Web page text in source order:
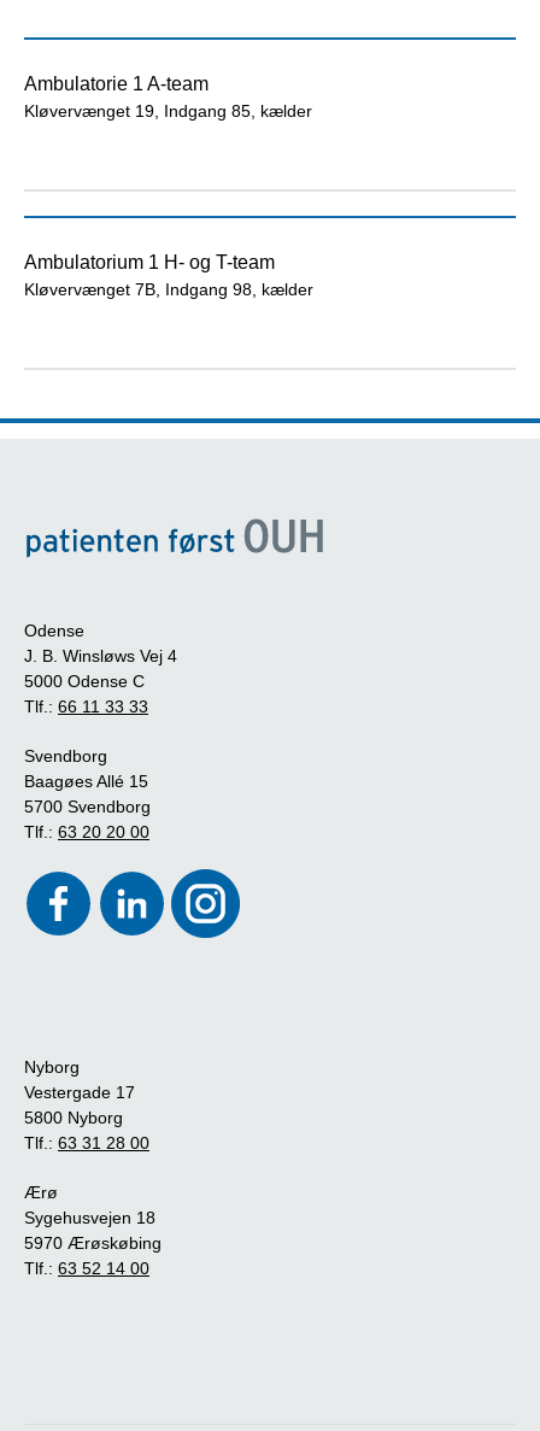
Ambulatorie 1 A-team
Kløvervænget 19, Indgang 85, kælder
Ambulatorium 1 H- og T-team
Kløvervænget 7B, Indgang 98, kælder
Odense
J. B. Winsløws Vej 4
5000 Odense C
Tlf.: 66 11 33 33
Svendborg
Baagøes Allé 15
5700 Svendborg
Tlf.: 63 20 20 00
Nyborg
Vestergade 17
5800 Nyborg
Tlf.: 63 31 28 00
Ærø
Sygehusvejen 18
5970 Ærøskøbing
Tlf.: 63 52 14 00